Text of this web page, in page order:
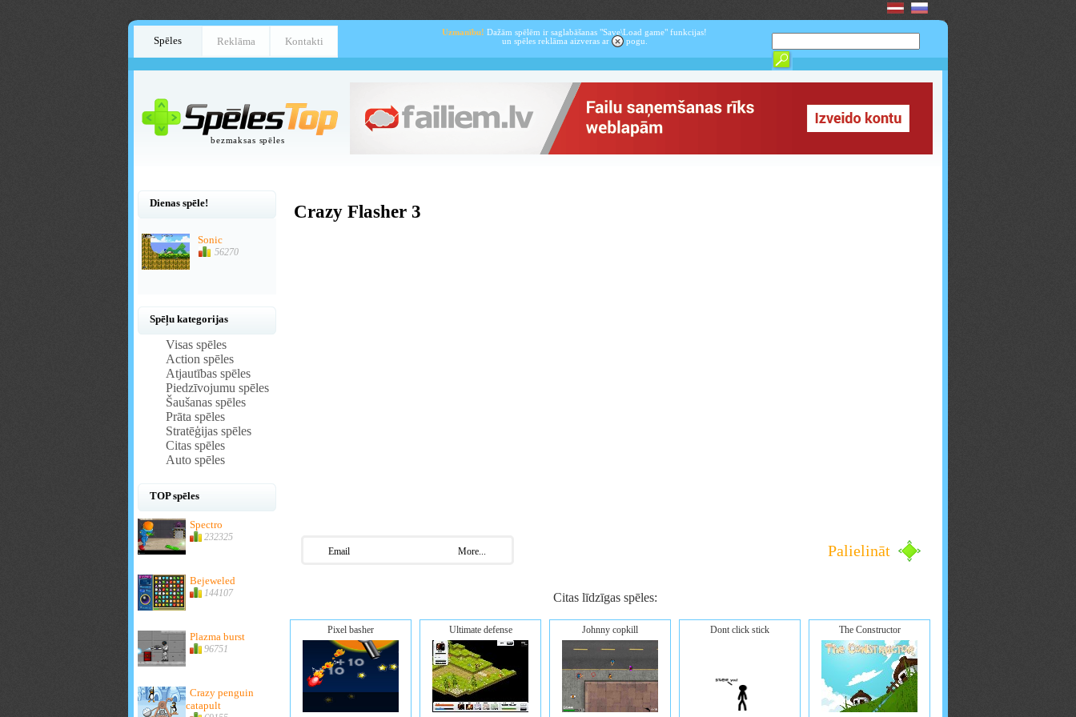
Spēles Reklāma Kontakti
Uzmanību! Dažām spēlēm ir saglabāšanas "Save\Load game" funkcijas!
un spēles reklāma aizveras ar
pogu.
bezmaksas spēles
Dienas spēle!
Sonic
56270
Spēļu kategorijas
Visas spēles
Action spēles
Atjautības spēles
Piedzīvojumu spēles
Šaušanas spēles
Prāta spēles
Stratēģijas spēles
Citas spēles
Auto spēles
TOP spēles
Spectro
232325
Bejeweled
144107
Plazma burst
96751
Crazy penguin
catapult
Crazy Flasher 3
Email More... Palielināt
Citas līdzīgas spēles:
Pixel basher Ultimate defense Johnny copkill Dont click stick The Constructor